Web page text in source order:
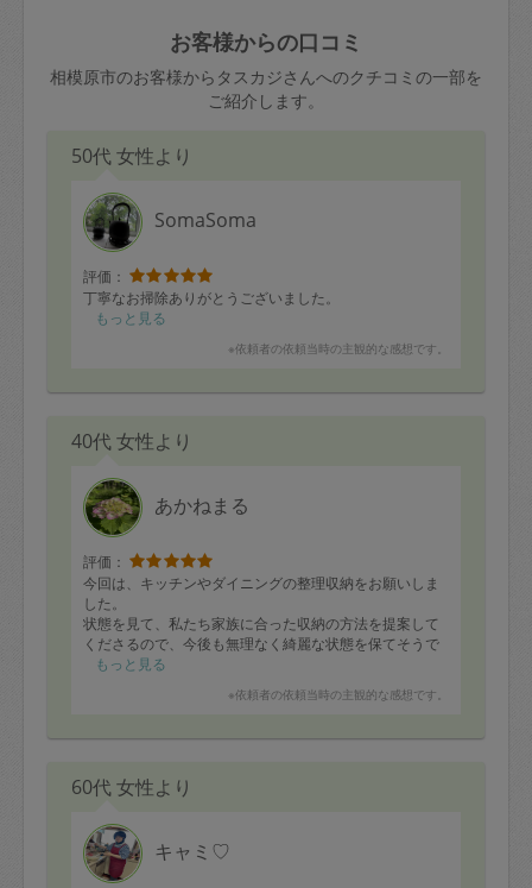
お客様からの口コミ
相模原市のお客様からタスカジさんへのクチコミの一部を
ご紹介します。
50代 女性より
SomaSoma
評価：
丁寧なお掃除ありがとうございました。
もっと見る
※依頼者の依頼当時の主観的な感想です。
40代 女性より
あかねまる
評価：
今回は、キッチンやダイニングの整理収納をお願いしま
した。
状態を見て、私たち家族に合った収納の方法を提案して
くださるので、今後も無理なく綺麗な状態を保てそうで
す。
自分では気づかなかったことや
実際に使う私たちの目線になって、一生懸命効率のいい
あかねまるさんに整理収納を依頼して、本当によかった
まだまだ整頓したい場所がたくさんあるので、またお願
いします！
もっと見る
※依頼者の依頼当時の主観的な感想です。
60代 女性より
キャミ♡